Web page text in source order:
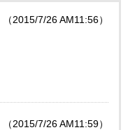
（2015/7/26 AM11:56）
（2015/7/26 AM11:59）